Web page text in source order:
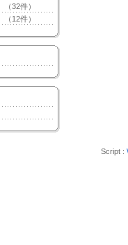
（32件）
（12件）
Script :